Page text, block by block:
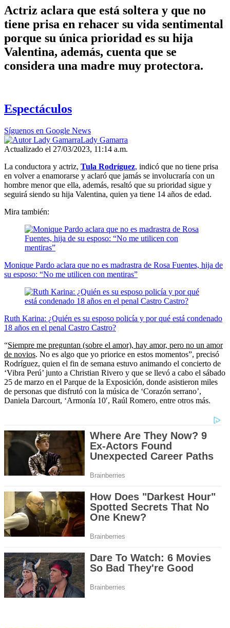
Actriz aclara que está soltera y que no
tiene prisa en rehacer su vida sentimental
porque su única prioridad es su hija
Valentina, además, cuenta que se
considera una madre muy protectora.
Espectáculos
Síguenos en Google News
Lady Gamarra
Actualizado el 27/03/2023, 11:14 a.m.
La conductora y actriz, Tula Rodríguez, indicó que no tiene prisa
en volver a enamorarse y aclaró que jamás se involucraría con un
hombre menor que ella, además, resaltó que su prioridad sigue y
seguirá siendo su hija Valentina, quien ya tiene 14 años de edad.
Mira también:
Monique Pardo aclara que no es madrastra de Rosa Fuentes, hija de
su esposo: “No me utilicen con mentiras”
Ruth Karina: ¿Quién es su esposo policía y por qué está condenado
18 años en el penal Castro Castro?
“Siempre me preguntan (sobre el amor), hay amor, pero no un amor
de novios. No es algo que yo priorice en estos momentos”, precisó
Rodríguez, quien el fin de semana estuvo animando el concierto de
‘Vibra Perú’ junto a Christian Rivero y que se llevó a cabo el sábado
25 de marzo en el Parque de la Exposición, donde asistieron miles
de personas que disfrutó con la música de ‘Corazón serrano’,
Daniela Darcourt, ‘Armonía 10′, Raúl Romero, entre otros más.